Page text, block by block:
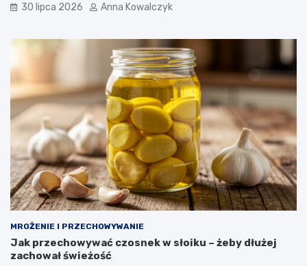
30 lipca 2026 Anna Kowalczyk
MROŻENIE I PRZECHOWYWANIE
Jak przechowywać czosnek w słoiku – żeby dłużej
zachował świeżość